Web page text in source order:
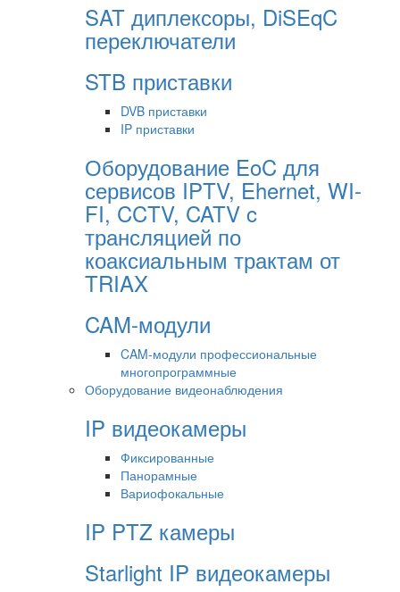
SAT диплексоры, DiSEqC
переключатели
STB приставки
DVB приставки
IP приставки
Оборудование EoC для
сервисов IPTV, Ehernet, WI-
FI, CCTV, CATV c
трансляцией по
коаксиальным трактам от
TRIAX
CAM-модули
CAM-модули профессиональные
многопрограммные
Оборудование видеонаблюдения
IP видеокамеры
Фиксированные
Панорамные
Вариофокальные
IP PTZ камеры
Starlight IP видеокамеры